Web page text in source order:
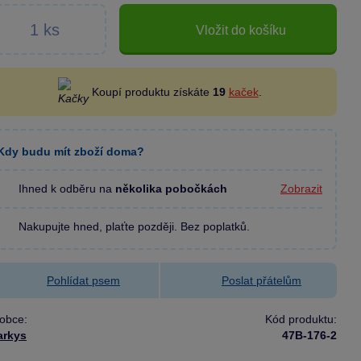
Vložit do košíku
Koupí produktu získáte 19 kaček.
budu mít zboží doma?
Ihned k odběru na několika pobočkách Zobrazit
Nakupujte hned, plaťte později. Bez poplatků.
Pohlídat psem Poslat přátelům
Kód produktu:
47B-176-2